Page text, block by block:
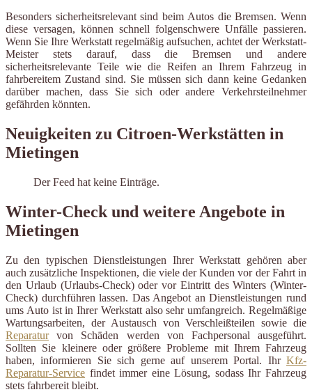
Besonders sicherheitsrelevant sind beim Autos die Bremsen. Wenn
diese versagen, können schnell folgenschwere Unfälle passieren.
Wenn Sie Ihre Werkstatt regelmäßig aufsuchen, achtet der Werkstatt-
Meister stets darauf, dass die Bremsen und andere
sicherheitsrelevante Teile wie die Reifen an Ihrem Fahrzeug in
fahrbereitem Zustand sind. Sie müssen sich dann keine Gedanken
darüber machen, dass Sie sich oder andere Verkehrsteilnehmer
gefährden könnten.
Neuigkeiten zu Citroen-Werkstätten in
Mietingen
Der Feed hat keine Einträge.
Winter-Check und weitere Angebote in
Mietingen
Zu den typischen Dienstleistungen Ihrer Werkstatt gehören aber
auch zusätzliche Inspektionen, die viele der Kunden vor der Fahrt in
den Urlaub (Urlaubs-Check) oder vor Eintritt des Winters (Winter-
Check) durchführen lassen. Das Angebot an Dienstleistungen rund
ums Auto ist in Ihrer Werkstatt also sehr umfangreich. Regelmäßige
Wartungsarbeiten, der Austausch von Verschleißteilen sowie die
Reparaturvon Schäden werden von Fachpersonal ausgeführt.
Sollten Sie kleinere oder größere Probleme mit Ihrem Fahrzeug
haben, informieren Sie sich gerne auf unserem Portal. Ihr Kfz-
Reparatur-Service findet immer eine Lösung, sodass Ihr Fahrzeug
stets fahrbereit bleibt.